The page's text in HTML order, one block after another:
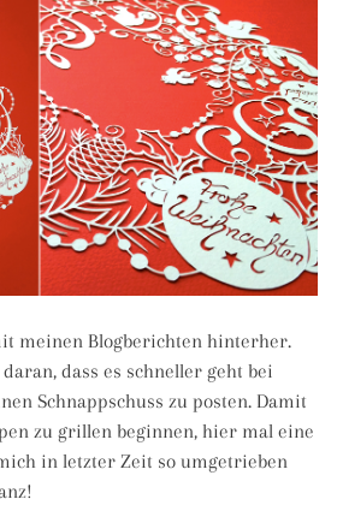
meinen Blogberichten hinterher.
dass es schneller geht bei
Schnappschuss zu posten. Damit
zu grillen beginnen, hier mal eine
in letzter Zeit so umgetrieben